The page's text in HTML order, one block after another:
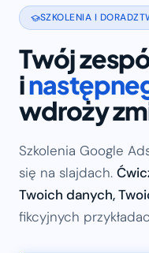
SZKOLENIA I
Twój
i
wdroży
Szkolenia Google
się na slajdach.
Twoich danych,
fikcyjnych